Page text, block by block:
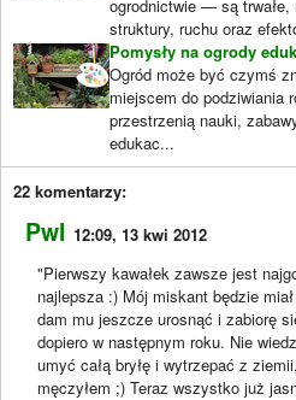
ogrodnictwie — są trwałe,
struktury, ruchu oraz
Pomysły na ogrody
Ogród może być czymś
miejscem do podziwiania
przestrzenią nauki,
edukac...
22 komentarzy:
Pwl 12:09, 13 kwi 2012
"Pierwszy kawałek zawsze jest
najlepsza :) Mój miskant będzie
dam mu jeszcze urosnąć i zabiorę
dopiero w następnym roku. Nie
umyć całą bryłę i wytrzepać z
męczyłem ;) Teraz wszystko już